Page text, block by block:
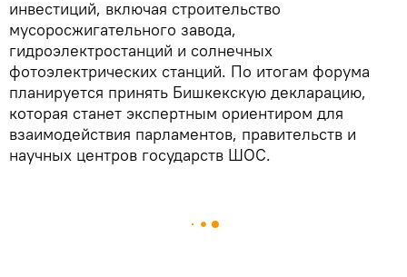
инвестиций, включая строительство
мусоросжигательного завода,
гидроэлектростанций и солнечных
фотоэлектрических станций. По итогам форума
планируется принять Бишкекскую декларацию,
которая станет экспертным ориентиром для
взаимодействия парламентов, правительств и
научных центров государств ШОС.